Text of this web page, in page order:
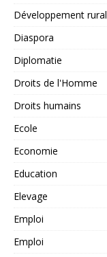
Développement rural
Diaspora
Diplomatie
Droits de l'Homme
Droits humains
Ecole
Economie
Education
Elevage
Emploi
Emploi